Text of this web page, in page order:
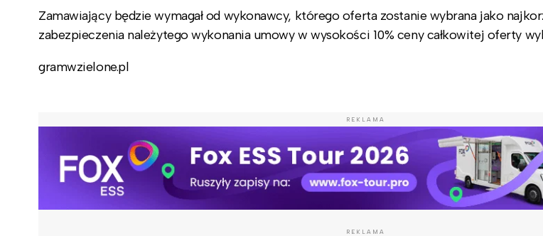
Zamawiający będzie wymagał od wykonawcy, którego oferta zostanie wybrana jako
zabezpieczenia należytego wykonania umowy w wysokości 10% ceny całkowitej oferty
gramwzielone.pl
REKLAMA
REKLAMA